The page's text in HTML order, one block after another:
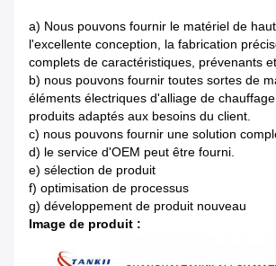
a) Nous pouvons fournir le matériel de
l'excellente conception, la fabrication
complets de caractéristiques, prévenants
b) nous pouvons fournir toutes sortes de
éléments électriques d'alliage de
produits adaptés aux besoins du client.
c) nous pouvons fournir une solution
d) le service d'OEM peut être fourni.
e) sélection de produit
f) optimisation de processus
g) développement de produit nouveau
Image de produit :